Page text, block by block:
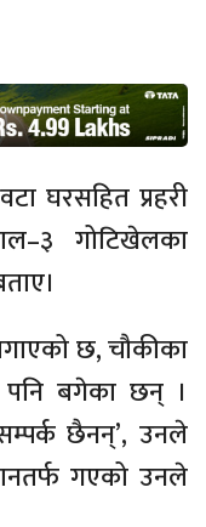
घरसहित प्रहरी
गोटिखेलका
छ, चौकीका
बगेका छन् ।
छैनन्’, उनले
गएको उनले